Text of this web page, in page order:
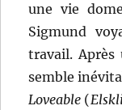
une vie
Sigmund
travail. Après
semble
Loveable (